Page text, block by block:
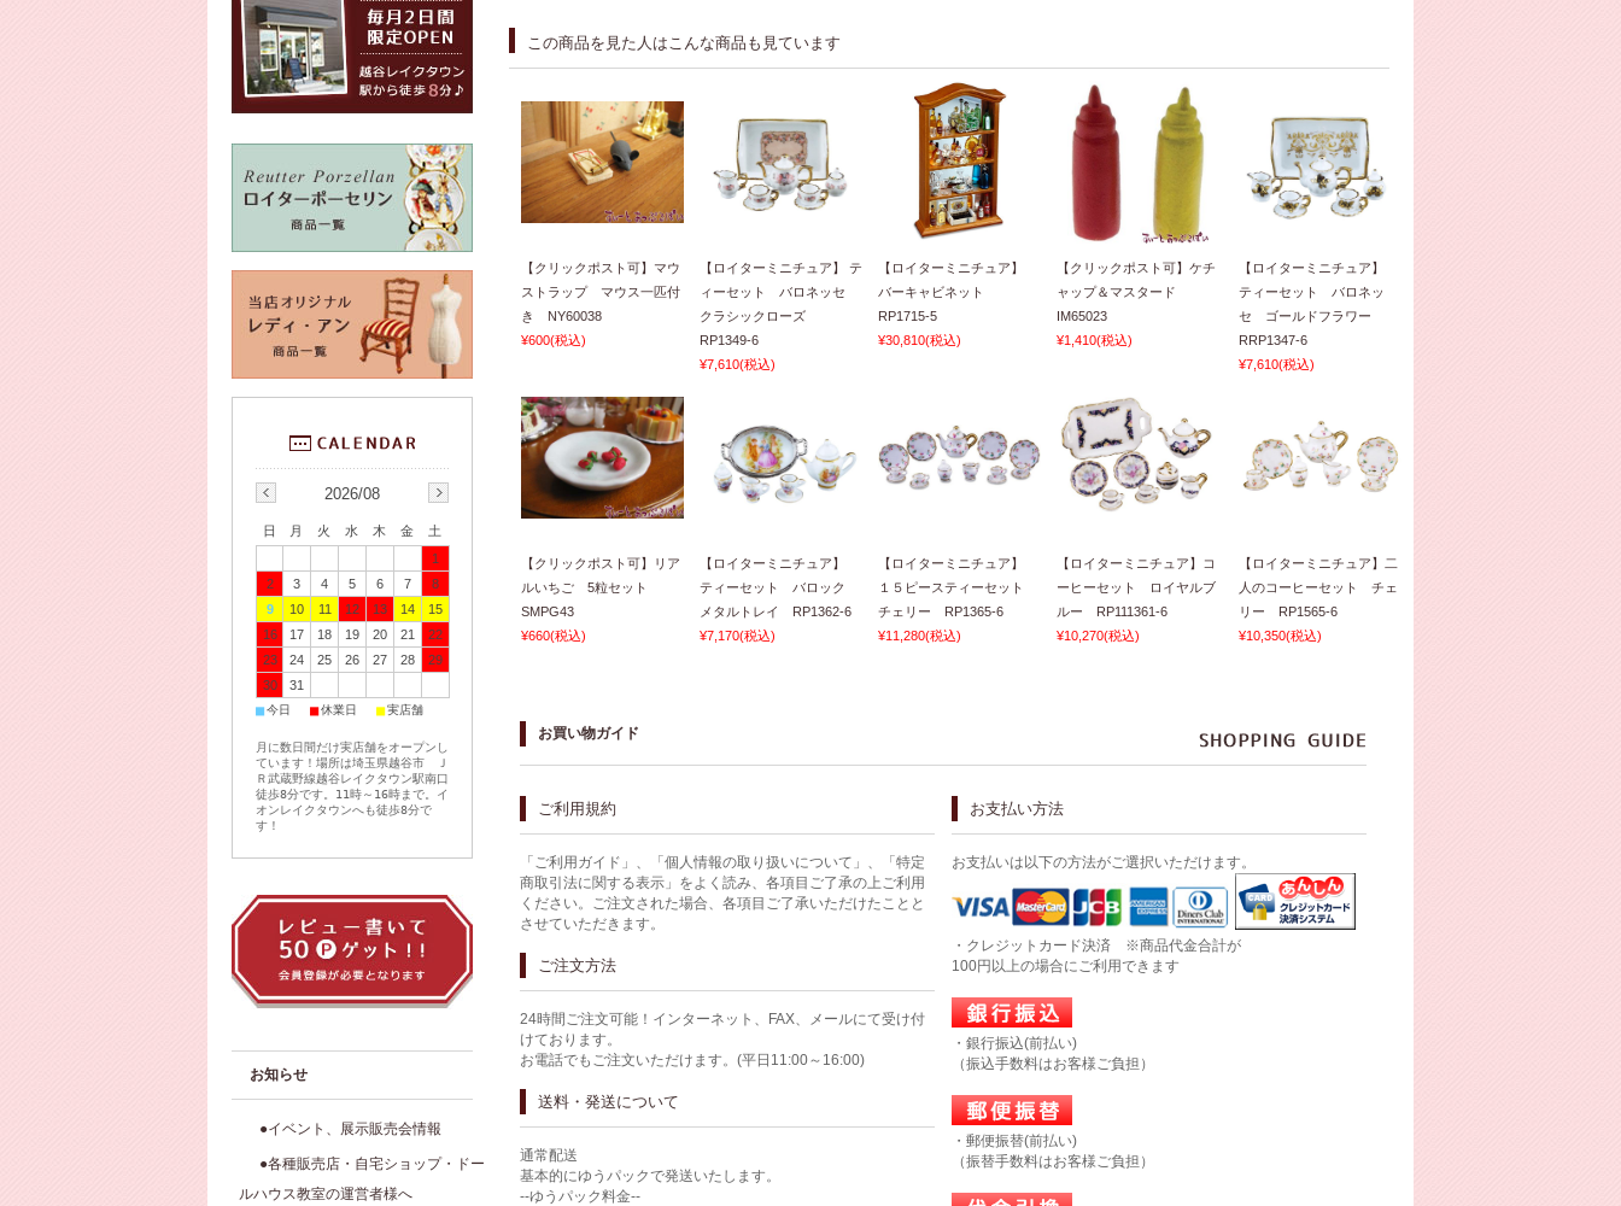
この商品を見た人はこんな商品も見ています
【クリックポスト可】マウ
ストラップ マウス一匹付
き NY60038
¥600(税込)
【ロイターミニチュア】 テ
ィーセット バロネッセ
クラシックローズ
RP1349-6
¥7,610(税込)
【ロイターミニチュア】
バーキャビネット
RP1715-5
¥30,810(税込)
【クリックポスト可】ケチ
ャップ＆マスタード
IM65023
¥1,410(税込)
【ロイターミニチュア】
ティーセット バロネッ
セ ゴールドフラワー
RRP1347-6
¥7,610(税込)
【クリックポスト可】リア
ルいちご 5粒セット
SMPG43
¥660(税込)
【ロイターミニチュア】
ティーセット バロック
メタルトレイ RP1362-6
¥7,170(税込)
【ロイターミニチュア】
１５ピースティーセット
チェリー RP1365-6
¥11,280(税込)
【ロイターミニチュア】コ
ーヒーセット ロイヤルブ
ルー RP111361-6
¥10,270(税込)
【ロイターミニチュア】二
人のコーヒーセット チェ
リー RP1565-6
¥10,350(税込)
お買い物ガイド
ご利用規約
「ご利用ガイド」、「個人情報の取り扱いについて」、「特定
商取引法に関する表示」をよく読み、各項目ご了承の上ご利用
ください。ご注文された場合、各項目ご了承いただけたことと
させていただきます。
ご注文方法
24時間ご注文可能！インターネット、FAX、メールにて受け付
けております。
お電話でもご注文いただけます。(平日11:00～16:00)
送料・発送について
通常配送
基本的にゆうパックで発送いたします。
--ゆうパック料金--
お支払い方法
お支払いは以下の方法がご選択いただけます。
・クレジットカード決済 ※商品代金合計が
100円以上の場合にご利用できます
・銀行振込(前払い)
（振込手数料はお客様ご負担）
・郵便振替(前払い)
（振替手数料はお客様ご負担）
2026/08
日 月 火 水 木 金
土
1
2
3 4 5 6 7
8
9
10 11 12 13 14
15
16
17 18 19 20 21
22
23
24 25 26 27 28
29
30
31
■今日 ■休業日 ■実店舗
月に数日間だけ実店舗をオープンし
ています！場所は埼玉県越谷市 Ｊ
Ｒ武蔵野線越谷レイクタウン駅南口
徒歩8分です。11時～16時まで。イ
オンレイクタウンへも徒歩8分で
す！
お知らせ
●イベント、展示販売会情報
●各種販売店・自宅ショップ・ドー
ルハウス教室の運営者様へ